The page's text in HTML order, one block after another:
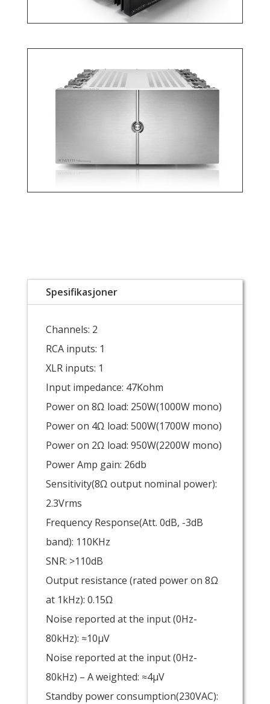
Spesifikasjoner
Channels: 2
RCA inputs: 1
XLR inputs: 1
Input impedance: 47Kohm
Power on 8Ω load: 250W(1000W mono)
Power on 4Ω load: 500W(1700W mono)
Power on 2Ω load: 950W(2200W mono)
Power Amp gain: 26db
Sensitivity(8Ω output nominal power):
2.3Vrms
Frequency Response(Att. 0dB, -3dB
band): 110KHz
SNR: >110dB
Output resistance (rated power on 8Ω
at 1kHz): 0.15Ω
Noise reported at the input (0Hz-
80kHz): ≈10µV
Noise reported at the input (0Hz-
80kHz) – A weighted: ≈4µV
Standby power consumption(230VAC):